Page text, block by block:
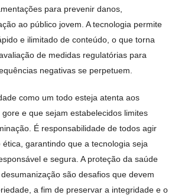
para prevenir danos,
ao público jovem. A tecnologia permite
e ilimitado de conteúdo, o que torna
de medidas regulatórias para
negativas se perpetuem.
como um todo esteja atenta aos
e que sejam estabelecidos limites
É responsabilidade de todos agir
garantindo que a tecnologia seja
e segura. A proteção da saúde
são desafios que devem
a fim de preservar a integridade e o